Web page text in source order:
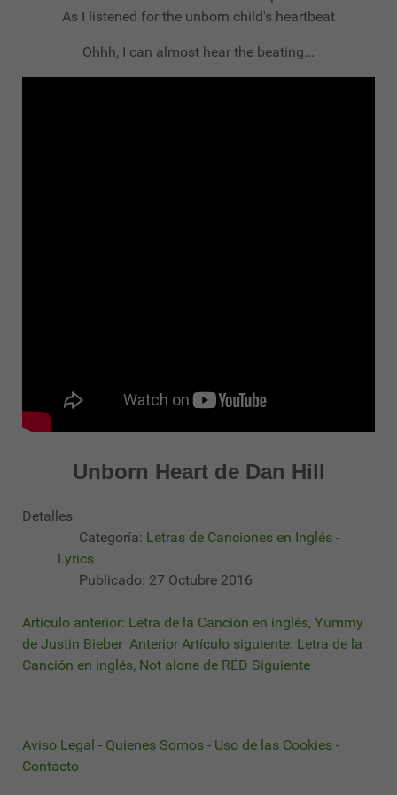
As I listened for the unborn child's heartbeat
Ohhh, I can almost hear the beating...
Unborn Heart de Dan Hill
Detalles
Categoría: Letras de Canciones en Inglés -
Lyrics
Publicado: 27 Octubre 2016
Artículo anterior: Letra de la Canción en inglés, Yummy
de Justin Bieber Anterior Artículo siguiente: Letra de la
Canción en inglés, Not alone de RED Siguiente
Aviso Legal - Quienes Somos - Uso de las Cookies -
Contacto